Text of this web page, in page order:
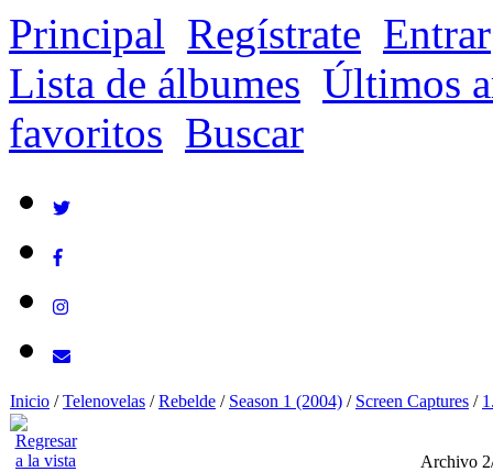
Principal Regístrate Entrar
Lista de álbumes Últimos
favoritos Buscar
Inicio /Telenovelas /Rebelde / Season 1 (2004) / Screen Captures /
Archivo